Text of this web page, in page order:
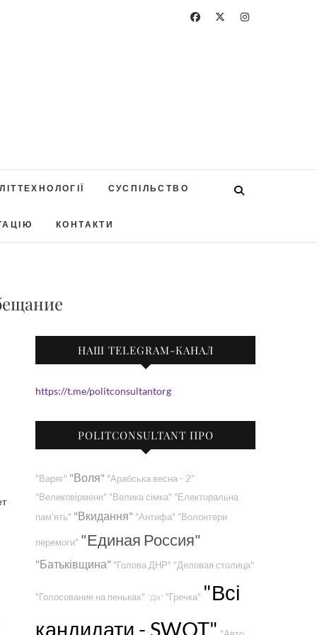
СУСПІЛЬСТВО
КОНТАКТИ
НАШ TELEGRAM-КАНАЛ
https://t.me/politconsultantorg
POLITCONSULTANT ПРО
"Варяг" "Воля" "Арабська весна - 2"
"Великовірмени" "Велика сімка" "Електоральна
пам'ять" "Вкидання" "Антифа" "Волонтери
перемоги" "Единая Россия"
"Батьківщина" "Голова ДНР" "Деловая столица"
"Голосование на пеньках" "Дія" "Гречка" "Всі
кандидати - SWOT"